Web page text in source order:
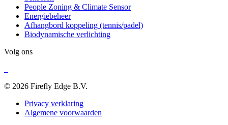
People Zoning & Climate Sensor
Energiebeheer
Afhangbord koppeling (tennis/padel)
Biodynamische verlichting
Volg ons
© 2026 Firefly Edge B.V.
Privacy verklaring
Algemene voorwaarden